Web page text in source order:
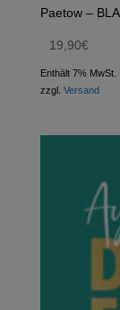
Paetow –
19,90€
Enthält 7% MwSt.
zzgl. Versand